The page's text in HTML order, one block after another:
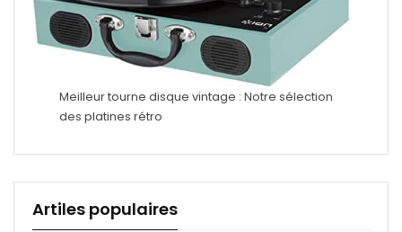
Meilleur tourne disque vintage : Notre sélection
des platines rétro
Artiles populaires